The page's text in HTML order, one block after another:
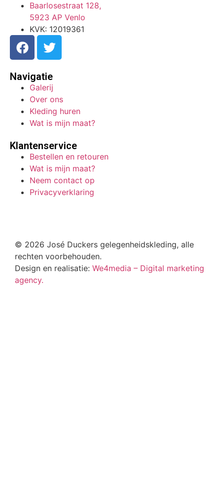
Baarlosestraat 128,
5923 AP Venlo
KVK: 12019361
Navigatie
Galerij
Over ons
Kleding huren
Wat is mijn maat?
Klantenservice
Bestellen en retouren
Wat is mijn maat?
Neem contact op
Privacyverklaring
© 2026 José Duckers gelegenheidskleding, alle
rechten voorbehouden.
Design en realisatie: We4media – Digital marketing
agency.